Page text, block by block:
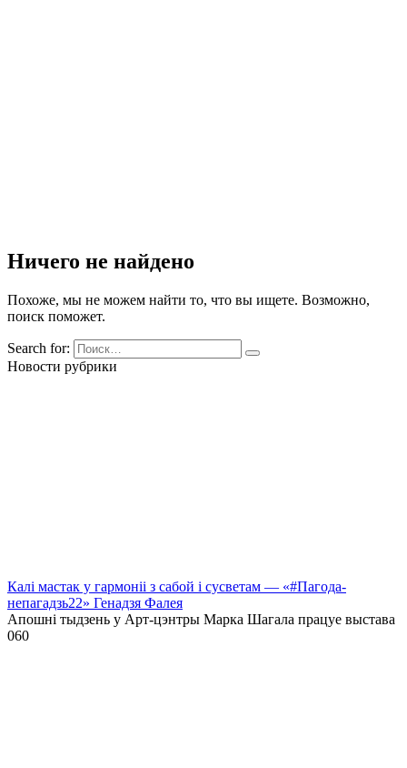
Ничего не найдено
Похоже, мы не можем найти то, что вы ищете. Возможно,
поиск поможет.
Search for:
Новости рубрики
Калі мастак у гармоніі з сабой і сусветам — «#Пагода-
непагадзь22» Генадзя Фалея
Апошні тыдзень у Арт-цэнтры Марка Шагала працуе выстава
060